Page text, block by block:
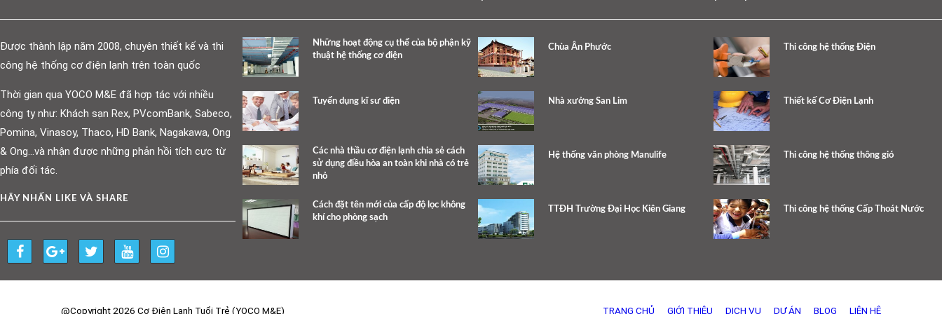
Được thành lập năm 2008, chuyên thiết kế và thi
công hệ thống cơ điện lạnh trên toàn quốc
Thời gian qua YOCO M&E đã hợp tác với nhiều
công ty như: Khách sạn Rex, PVcomBank, Sabeco,
Pomina, Vinasoy, Thaco, HD Bank, Nagakawa, Ong
& Ong…và nhận được những phản hồi tích cực từ
phía đối tác.
HÃY NHẤN LIKE VÀ SHARE
Những hoạt động cụ thể của bộ phận kỹ
thuật hệ thống cơ điện
Tuyển dụng kĩ sư điện
Các nhà thầu cơ điện lạnh chia sẻ cách
sử dụng điều hòa an toàn khi nhà có trẻ
nhỏ
Cách đặt tên mới của cấp độ lọc không
khí cho phòng sạch
Chùa Ân Phước
Nhà xưởng San Lim
Hệ thống văn phòng Manulife
TTĐH Trường Đại Học Kiên Giang
Thi công hệ thống Điện
Thiết kế Cơ Điện Lạnh
Thi công hệ thống thông gió
Thi công hệ thống Cấp Thoát Nước
@Copyright 2026 Cơ Điện Lạnh Tuổi Trẻ (YOCO M&E) TRANG CHỦ GIỚI THIỆU DỊCH VỤ DỰ ÁN BLOG LIÊN HỆ